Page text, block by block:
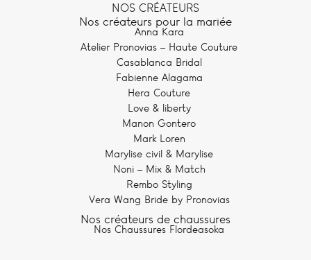
NOS CRÉATEURS
Nos créateurs pour la mariée
Anna Kara
Atelier Pronovias – Haute Couture
Casablanca Bridal
Fabienne Alagama
Hera Couture
Love & liberty
Manon Gontero
Mark Loren
Marylise civil & Marylise
Noni – Mix & Match
Rembo Styling
Vera Wang Bride by Pronovias
Nos créateurs de chaussures
Nos Chaussures Flordeasoka